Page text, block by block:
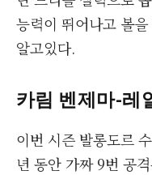
능력이 뛰어나고 볼
알고있다.
카림 벤제마-레
이번 시즌 발롱도르
년 동안 가짜 9번 공